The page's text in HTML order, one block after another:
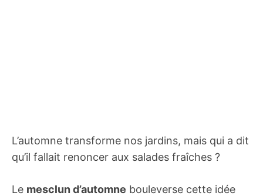
L’automne transforme nos jardins, mais qui a dit
qu’il fallait renoncer aux salades fraîches ?
Le mesclun d’automne bouleverse cette idée